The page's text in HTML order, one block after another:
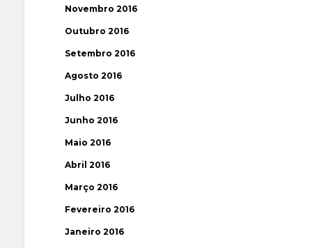
Novembro 2016
Outubro 2016
Setembro 2016
Agosto 2016
Julho 2016
Junho 2016
Maio 2016
Abril 2016
Março 2016
Fevereiro 2016
Janeiro 2016